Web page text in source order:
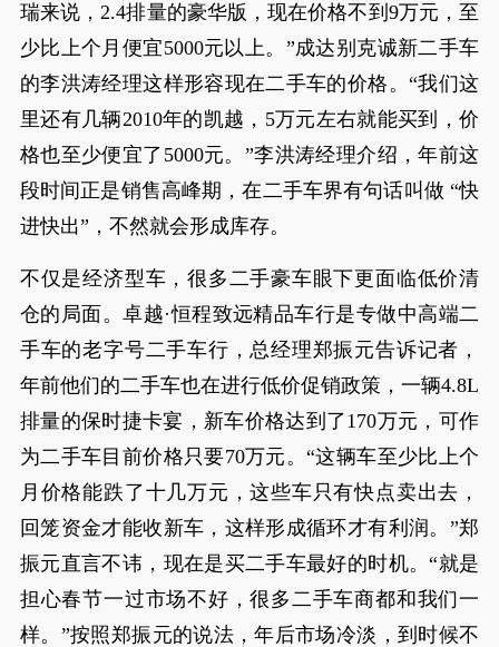
瑞来说，2.4排量的豪华版，现在价格不到9万元，至
少比上个月便宜5000元以上。”成达别克诚新二手车
的李洪涛经理这样形容现在二手车的价格。“我们这
里还有几辆2010年的凯越，5万元左右就能买到，价
格也至少便宜了5000元。”李洪涛经理介绍，年前这
段时间正是销售高峰期，在二手车界有句话叫做 “快
进快出”，不然就会形成库存。
不仅是经济型车，很多二手豪车眼下更面临低价清
仓的局面。卓越·恒程致远精品车行是专做中高端二
手车的老字号二手车行，总经理郑振元告诉记者，
年前他们的二手车也在进行低价促销政策，一辆4.8L
排量的保时捷卡宴，新车价格达到了170万元，可作
为二手车目前价格只要70万元。“这辆车至少比上个
月价格能跌了十几万元，这些车只有快点卖出去，
回笼资金才能收新车，这样形成循环才有利润。”郑
振元直言不讳，现在是买二手车最好的时机。“就是
担心春节一过市场不好，很多二手车商都和我们一
样。”按照郑振元的说法，年后市场冷淡，到时候不